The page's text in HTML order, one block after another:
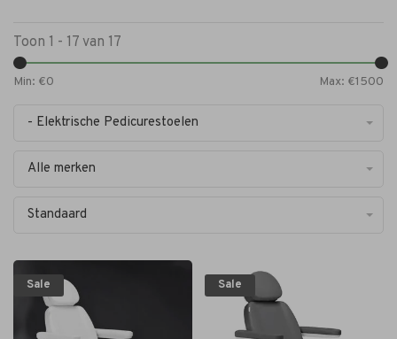
Toon 1 - 17 van 17
Min: €0 Max: €1500
- Elektrische Pedicurestoelen
Alle merken
Standaard
Sale Sale